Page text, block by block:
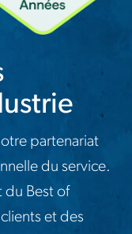
partenariat
du service.
du Best of
et des